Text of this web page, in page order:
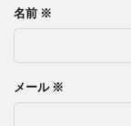
名前 ※
メール ※